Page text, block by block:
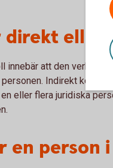
direkt
innebär att den verkliga
Indirekt kontroll
eller flera juridiska
en